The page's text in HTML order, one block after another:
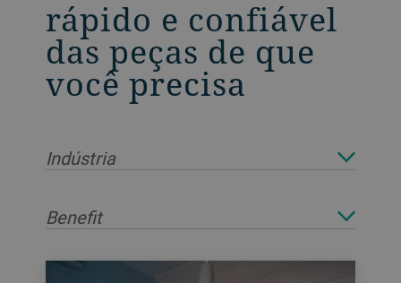
rápido e confiável
das peças de que
você precisa
Indústria
Benefit